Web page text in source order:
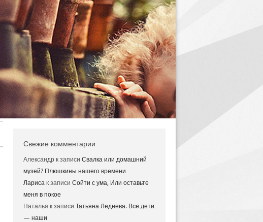
Свежие комментарии
Александр к записи Свалка или домашний
музей? Плюшкины нашего времени
Лариса к записи Сойти с ума, Или оставьте
меня в покое
Наталья к записи Татьяна Леднева. Все дети
— наши